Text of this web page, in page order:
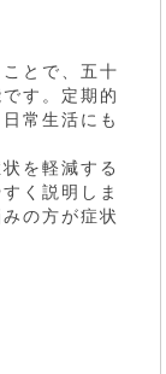
とで、五十
す。定期的
常生活にも
を軽減する
く説明しま
の方が症状